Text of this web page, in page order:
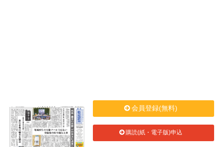
会員登録(無料)
購読(紙・電子版)申込